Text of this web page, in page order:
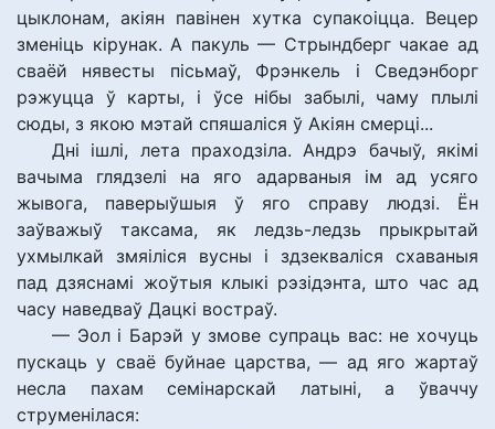
цыклонам, акіян павінен хутка супакоіцца. Вецер
зменіць кірунак. А пакуль — Стрындберг чакае ад
сваёй нявесты пісьмаў, Фрэнкель і Сведэнборг
рэжуцца ў карты, і ўсе нібы забылі, чаму плылі
сюды, з якою мэтай спяшаліся ў Акіян смерці...
Дні ішлі, лета праходзіла. Андрэ бачыў, якімі
вачыма глядзелі на яго адарваныя ім ад усяго
жывога, паверыўшыя ў яго справу людзі. Ён
заўважыў таксама, як ледзь-ледзь прыкрытай
ухмылкай змяіліся вусны і здзекваліся схаваныя
пад дзяснамі жоўтыя клыкі рэзідэнта, што час ад
часу наведваў Дацкі востраў.
— Эол і Барэй у змове супраць вас: не хочуць
пускаць у сваё буйнае царства, — ад яго жартаў
несла пахам семінарскай латыні, а ўваччу
струменілася: